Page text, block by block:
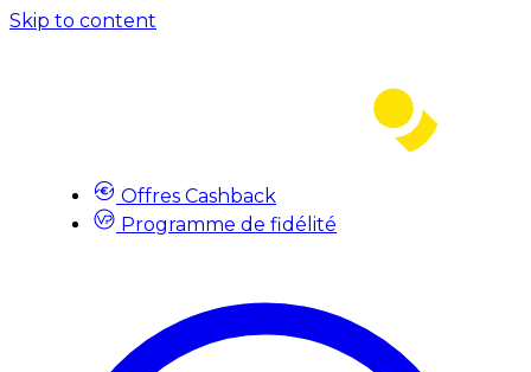
Skip to content
Offres Cashback
Programme de fidélité